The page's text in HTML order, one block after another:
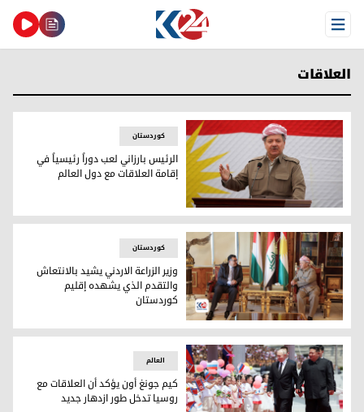
Open Menu
العلاقات
الرئيس بارزاني لعب دوراً رئيسياً في إقامة العلاقات مع دول
کوردستان
الرئيس بارزاني لعب دوراً رئيسياً في
إقامة العلاقات مع دول العالم
وزير الزراعة الاردني يشيد بالانتعاش والتقدم الذي يشهده
کوردستان
وزير الزراعة الاردني يشيد بالانتعاش
والتقدم الذي يشهده إقليم
كوردستان
العالم
كيم جونغ أون يؤكد أن العلاقات مع
روسيا تدخل طور ازدهار جديد